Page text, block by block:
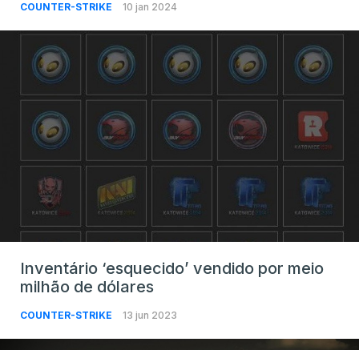
COUNTER-STRIKE 10 jan 2024
Inventário ‘esquecido’ vendido por meio
milhão de dólares
COUNTER-STRIKE 13 jun 2023